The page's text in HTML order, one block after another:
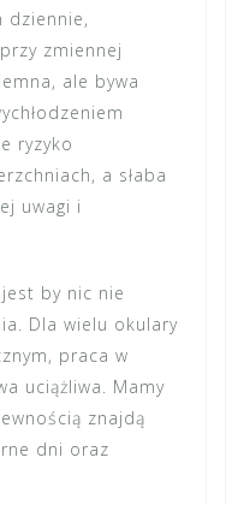
dziennie,
zmiennej
ale bywa
ryzyko
a słaba
uwagi i
by nic nie
Dla wielu okulary
praca w
uciążliwa. Mamy
znajdą
dni oraz